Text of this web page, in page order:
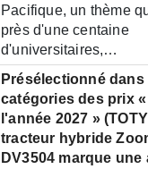
Pacifique, un thème
près d'une centaine
d'universitaires,…
Présélectionné dans
catégories des prix
l'année 2027 »
tracteur hybride
DV3504 marque une